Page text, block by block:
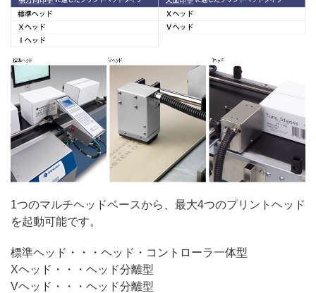
1つのマルチヘッドベースから、最大4つのプリントヘッド
を起動可能です。
標準ヘッド・・・ヘッド・コントローラ一体型
Xヘッド・・・ヘッド分離型
Vヘッド・・・ヘッド分離型